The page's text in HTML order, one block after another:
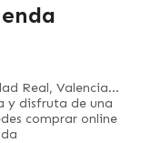
Real, Valencia...
y disfruta de una
comprar online